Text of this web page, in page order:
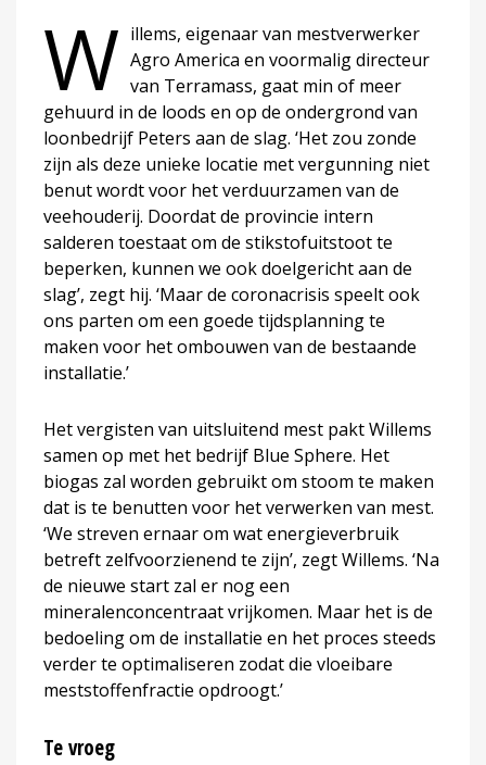
W illems, eigenaar van mestverwerker
Agro America en voormalig directeur
van Terramass, gaat min of meer
gehuurd in de loods en op de ondergrond van
loonbedrijf Peters aan de slag. ‘Het zou zonde
zijn als deze unieke locatie met vergunning niet
benut wordt voor het verduurzamen van de
veehouderij. Doordat de provincie intern
salderen toestaat om de stikstofuitstoot te
beperken, kunnen we ook doelgericht aan de
slag’, zegt hij. ‘Maar de coronacrisis speelt ook
ons parten om een goede tijdsplanning te
maken voor het ombouwen van de bestaande
installatie.’
Het vergisten van uitsluitend mest pakt Willems
samen op met het bedrijf Blue Sphere. Het
biogas zal worden gebruikt om stoom te maken
dat is te benutten voor het verwerken van mest.
‘We streven ernaar om wat energieverbruik
betreft zelfvoorzienend te zijn’, zegt Willems. ‘Na
de nieuwe start zal er nog een
mineralenconcentraat vrijkomen. Maar het is de
bedoeling om de installatie en het proces steeds
verder te optimaliseren zodat die vloeibare
meststoffenfractie opdroogt.’
Te vroeg